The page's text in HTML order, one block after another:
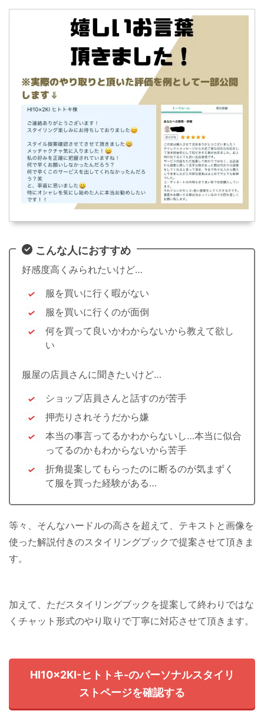
こんな人におすすめ
好感度高くみられたいけど…
服を買いに行く暇がない
服を買いに行くのが面倒
何を買って良いかわからないから教えて欲し
い
服屋の店員さんに聞きたいけど…
ショップ店員さんと話すのが苦手
押売りされそうだから嫌
本当の事言ってるかわからないし…本当に似合
ってるのかもわからないから苦手
折角提案してもらったのに断るのが気まずく
て服を買った経験がある…
等々、そんなハードルの高さを超えて、テキストと画像を
使った解説付きのスタイリングブックで提案させて頂きま
す。
加えて、ただスタイリングブックを提案して終わりではな
くチャット形式のやり取りで丁寧に対応させて頂きます。
HI10×2KI-ヒトトキ-のパーソナルスタイリ
ストページを確認する